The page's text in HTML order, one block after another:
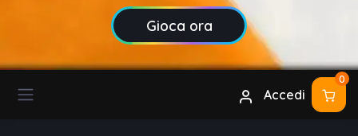
Gioca ora
Accedi
0